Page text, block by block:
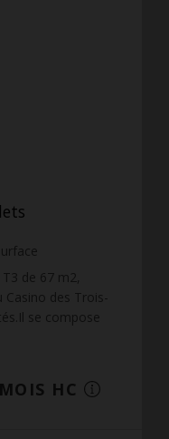
de 67 m2,
des Trois-
se compose
HC